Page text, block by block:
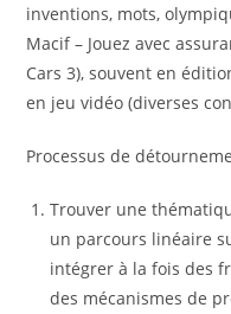
inventions, mots,
Macif – Jouez avec
Cars 3), souvent en
en jeu vidéo (diverses
Processus de
Trouver une
un parcours linéaire
intégrer à la fois des
des mécanismes de